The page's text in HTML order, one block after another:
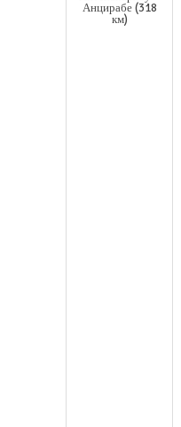
Анцирабе (318
км)